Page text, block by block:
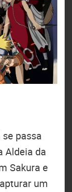
passa
Aldeia da
Sakura e
um